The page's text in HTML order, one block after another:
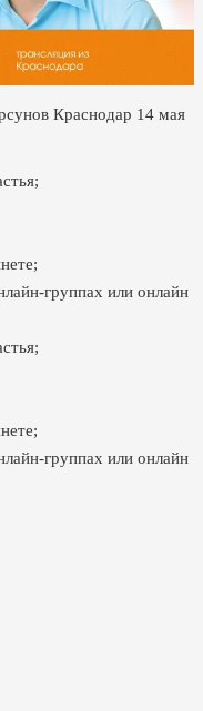
Краснодар 14 мая
группах или онлайн
группах или онлайн